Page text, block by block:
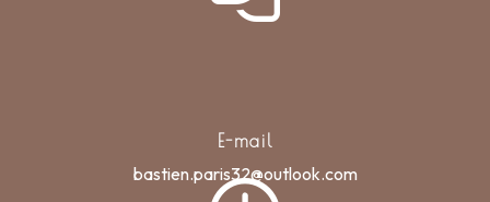
E-mail
bastien.paris32@outlook.com